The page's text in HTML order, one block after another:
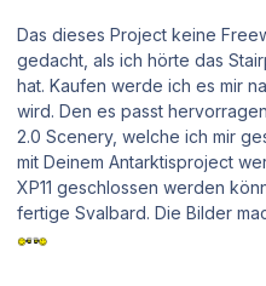
Das dieses Project keine
gedacht, als ich hörte das
hat. Kaufen werde ich es mir
wird. Den es passt
2.0 Scenery, welche ich mir
mit Deinem Antarktisproject
XP11 geschlossen werden
fertige Svalbard. Die Bilder